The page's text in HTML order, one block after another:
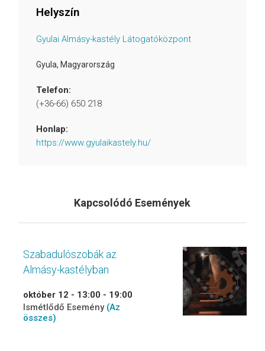
Helyszín
Gyulai Almásy-kastély Látogatóközpont
Gyula, Magyarország
Telefon:
(+36-66) 650 218
Honlap:
https://www.gyulaikastely.hu/
Kapcsolódó Események
Szabadulószobák az
Almásy-kastélyban
október 12 - 13:00 - 19:00
Ismétlődő Esemény (Az
összes)